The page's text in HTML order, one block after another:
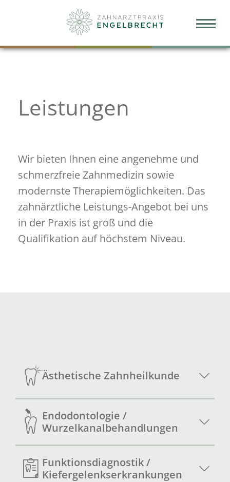
Leistungen
Wir bieten Ihnen eine angenehme und
schmerzfreie Zahnmedizin sowie
modernste Therapie­­möglichkeiten. Das
zahnärztliche Leistungs-Angebot bei uns
in der Praxis ist groß und die
Qualifikation auf höchstem Niveau.
Ästhetische Zahnheilkunde
Endodontologie /
Wurzelkanalbehandlungen
Funktionsdiagnostik /
Kiefergelenkserkrankungen